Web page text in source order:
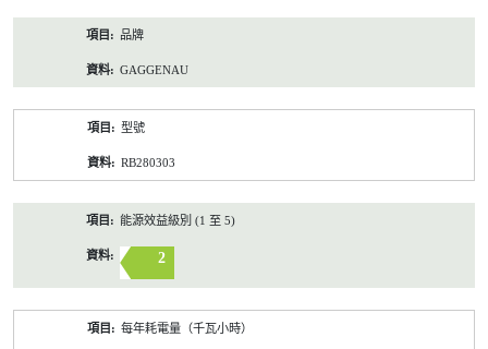
品牌
GAGGENAU
型號
RB280303
能源效益級別 (1 至 5)
2
每年耗電量（千瓦小時）